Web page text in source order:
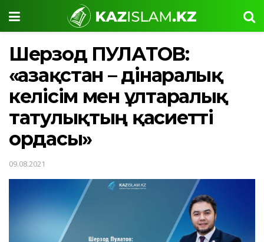
Шерзод ПУЛАТОВ:
«Қазақстан – дінаралық
келісім мен ұлтаралық
татулықтың қасиетті
ордасы»
09.08.2021